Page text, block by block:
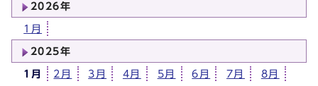
2026年
1月
2025年
1月 2月 3月 4月 5月 6月 7月 8月